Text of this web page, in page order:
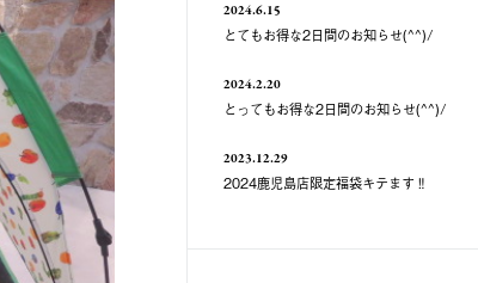
2024.6.15
とてもお得な2日間のお知らせ(^^)/
2024.2.20
とってもお得な2日間のお知らせ(^^)/
2023.12.29
2024鹿児島店限定福袋キテます‼️